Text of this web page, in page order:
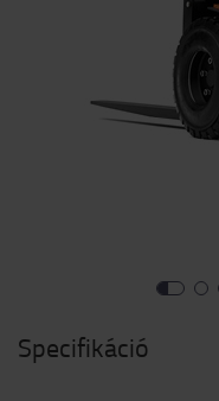
Specifikáció